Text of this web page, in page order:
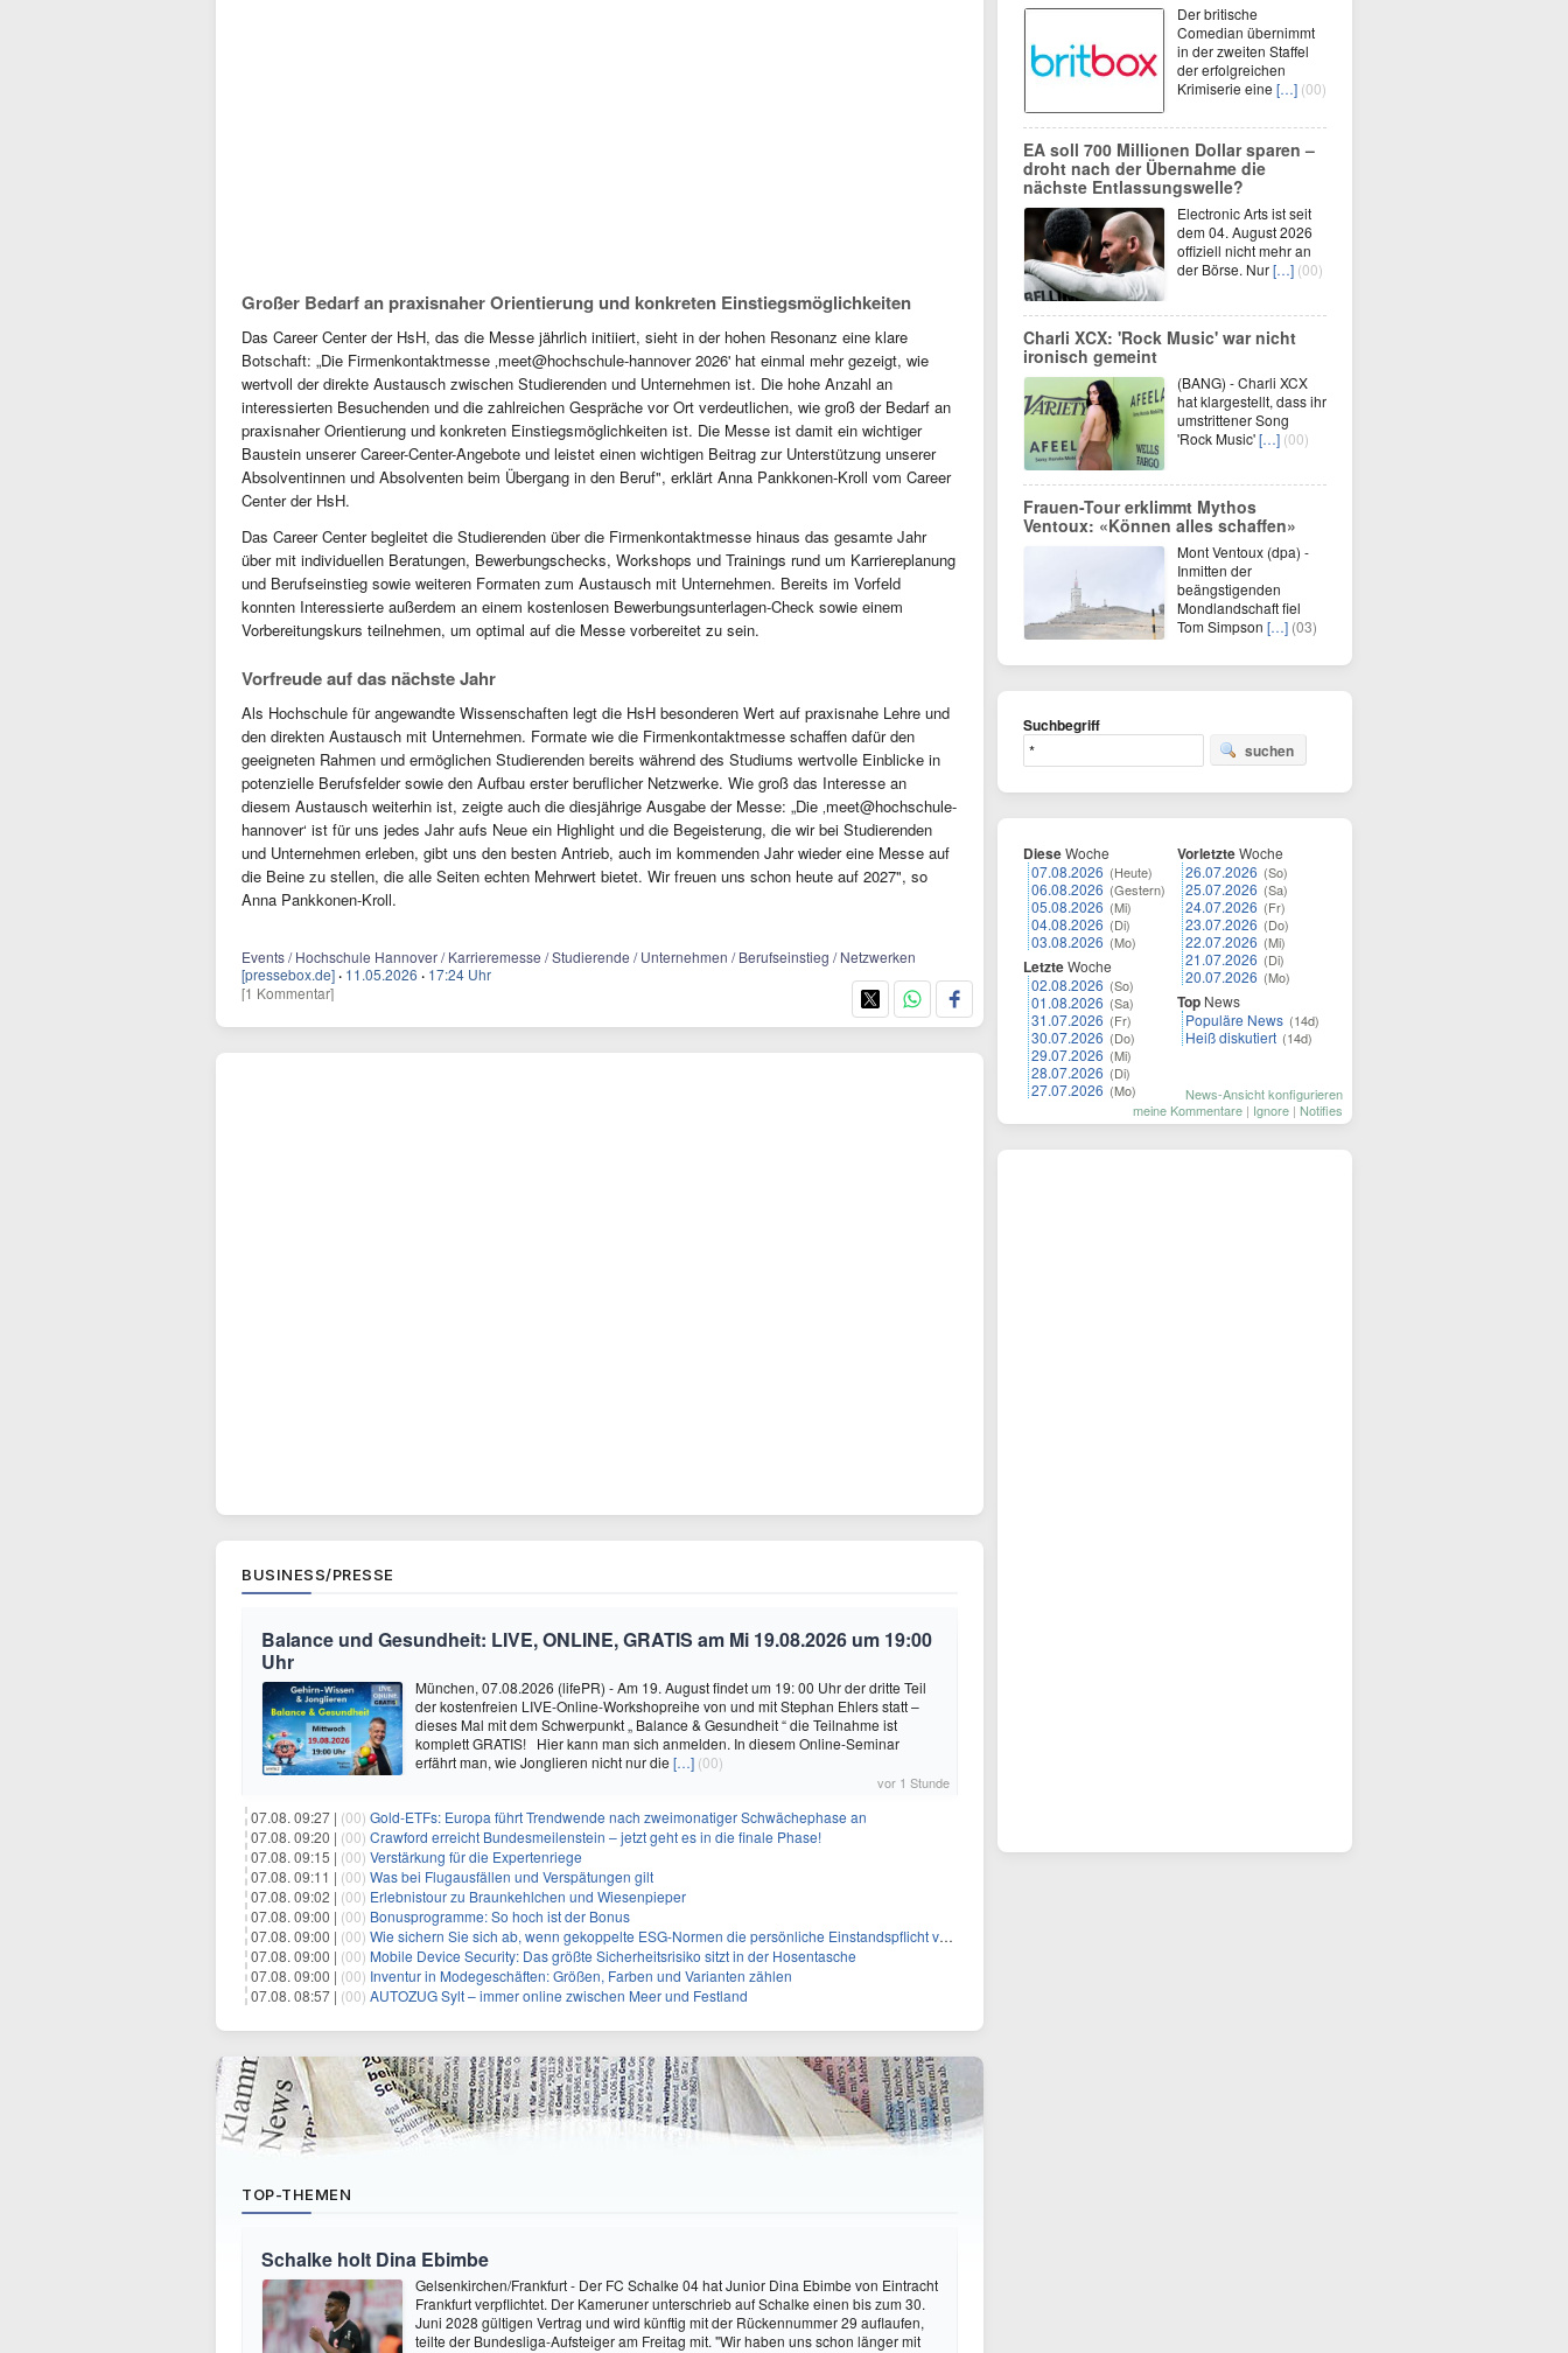
Großer Bedarf an praxisnaher Orientierung und konkreten Einstiegsmöglichkeiten
Das Career Center der HsH, das die Messe jährlich initiiert, sieht in der hohen Resonanz eine klare
Botschaft: „Die Firmenkontaktmesse ‚meet@hochschule-hannover 2026' hat einmal mehr gezeigt, wie
wertvoll der direkte Austausch zwischen Studierenden und Unternehmen ist. Die hohe Anzahl an
interessierten Besuchenden und die zahlreichen Gespräche vor Ort verdeutlichen, wie groß der Bedarf an
praxisnaher Orientierung und konkreten Einstiegsmöglichkeiten ist. Die Messe ist damit ein wichtiger
Baustein unserer Career-Center-Angebote und leistet einen wichtigen Beitrag zur Unterstützung unserer
Absolventinnen und Absolventen beim Übergang in den Beruf", erklärt Anna Pankkonen-Kroll vom Career
Center der HsH.
Das Career Center begleitet die Studierenden über die Firmenkontaktmesse hinaus das gesamte Jahr
über mit individuellen Beratungen, Bewerbungschecks, Workshops und Trainings rund um Karriereplanung
und Berufseinstieg sowie weiteren Formaten zum Austausch mit Unternehmen. Bereits im Vorfeld
konnten Interessierte außerdem an einem kostenlosen Bewerbungsunterlagen-Check sowie einem
Vorbereitungskurs teilnehmen, um optimal auf die Messe vorbereitet zu sein.
Vorfreude auf das nächste Jahr
Als Hochschule für angewandte Wissenschaften legt die HsH besonderen Wert auf praxisnahe Lehre und
den direkten Austausch mit Unternehmen. Formate wie die Firmenkontaktmesse schaffen dafür den
geeigneten Rahmen und ermöglichen Studierenden bereits während des Studiums wertvolle Einblicke in
potenzielle Berufsfelder sowie den Aufbau erster beruflicher Netzwerke. Wie groß das Interesse an
diesem Austausch weiterhin ist, zeigte auch die diesjährige Ausgabe der Messe: „Die ‚meet@hochschule-
hannover‘ ist für uns jedes Jahr aufs Neue ein Highlight und die Begeisterung, die wir bei Studierenden
und Unternehmen erleben, gibt uns den besten Antrieb, auch im kommenden Jahr wieder eine Messe auf
die Beine zu stellen, die alle Seiten echten Mehrwert bietet. Wir freuen uns schon heute auf 2027", so
Anna Pankkonen-Kroll.
Events / Hochschule Hannover / Karrieremesse / Studierende / Unternehmen / Berufseinstieg / Netzwerken
[pressebox.de] · 11.05.2026 · 17:24 Uhr
[1 Kommentar]
BUSINESS/PRESSE
Balance und Gesundheit: LIVE, ONLINE, GRATIS am Mi 19.08.2026 um 19:00
Uhr
München, 07.08.2026 (lifePR) - Am 19. August findet um 19: 00 Uhr der dritte Teil
der kostenfreien LIVE-Online-Workshopreihe von und mit Stephan Ehlers statt –
dieses Mal mit dem Schwerpunkt „ Balance & Gesundheit “ die Teilnahme ist
komplett GRATIS! Hier kann man sich anmelden. In diesem Online-Seminar
erfährt man, wie Jonglieren nicht nur die […] (00)
vor 1 Stunde
07.08. 09:27 | (00) Gold-ETFs: Europa führt Trendwende nach zweimonatiger Schwächephase an
07.08. 09:20 | (00) Crawford erreicht Bundesmeilenstein – jetzt geht es in die finale Phase!
07.08. 09:15 | (00) Verstärkung für die Expertenriege
07.08. 09:11 | (00) Was bei Flugausfällen und Verspätungen gilt
07.08. 09:02 | (00) Erlebnistour zu Braunkehlchen und Wiesenpieper
07.08. 09:00 | (00) Bonusprogramme: So hoch ist der Bonus
07.08. 09:00 | (00) Wie sichern Sie sich ab, wenn gekoppelte ESG-Normen die persönliche Einstandspflicht verschärfen?
07.08. 09:00 | (00) Mobile Device Security: Das größte Sicherheitsrisiko sitzt in der Hosentasche
07.08. 09:00 | (00) Inventur in Modegeschäften: Größen, Farben und Varianten zählen
07.08. 08:57 | (00) AUTOZUG Sylt – immer online zwischen Meer und Festland
TOP-THEMEN
Schalke holt Dina Ebimbe
Gelsenkirchen/Frankfurt - Der FC Schalke 04 hat Junior Dina Ebimbe von Eintracht
Frankfurt verpflichtet. Der Kameruner unterschrieb auf Schalke einen bis zum 30.
Juni 2028 gültigen Vertrag und wird künftig mit der Rückennummer 29 auflaufen,
teilte der Bundesliga-Aufsteiger am Freitag mit. "Wir haben uns schon länger mit
Der britische
Comedian übernimmt
in der zweiten Staffel
der erfolgreichen
Krimiserie eine […] (00)
EA soll 700 Millionen Dollar sparen –
droht nach der Übernahme die
nächste Entlassungswelle?
Electronic Arts ist seit
dem 04. August 2026
offiziell nicht mehr an
der Börse. Nur[…] (00)
Charli XCX: 'Rock Music' war nicht
ironisch gemeint
(BANG) - Charli XCX
hat klargestellt, dass ihr
umstrittener Song
'Rock Music'[…] (00)
Frauen-Tour erklimmt Mythos
Ventoux: «Können alles schaffen»
Mont Ventoux (dpa) -
Inmitten der
beängstigenden
Mondlandschaft fiel
Tom Simpson […] (03)
Suchbegriff
suchen
DieseWoche
07.08.2026 (Heute)
06.08.2026 (Gestern)
05.08.2026 (Mi)
04.08.2026 (Di)
03.08.2026 (Mo)
LetzteWoche
02.08.2026 (So)
01.08.2026 (Sa)
31.07.2026 (Fr)
30.07.2026 (Do)
29.07.2026 (Mi)
28.07.2026 (Di)
27.07.2026 (Mo)
VorletzteWoche
26.07.2026 (So)
25.07.2026 (Sa)
24.07.2026 (Fr)
23.07.2026 (Do)
22.07.2026 (Mi)
21.07.2026 (Di)
20.07.2026 (Mo)
Top News
Populäre News (14d)
Heiß diskutiert (14d)
News-Ansicht konfigurieren
meine Kommentare | Ignore | Notifies